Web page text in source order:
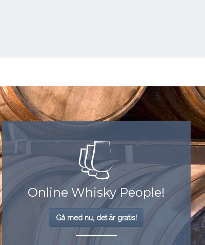
Online Whisky People!
Gå med nu, det är gratis!